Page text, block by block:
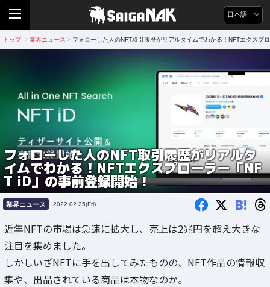
日本語
トップ > 業界ニュース > フォローした人のNFT取引履歴がリアルタイムでわかる！NFTエクスプ
フォローした人のNFT取引履歴がリアルタ
イムでわかる！NFTエクスプローラー「NF
T iD」の事前登録開始！
業界ニュース 2022.02.25(Fri) B!
近年NFTの市場は急速に拡大し、売上は2兆円を超え大きな
注目を集めました。
しかしいざNFTに手を出してみたものの、NFT作品の情報収
集や、出品されている商品は本物なのか。